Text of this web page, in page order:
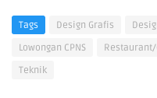
Tags Design Grafis
Lowongan CPNS
Restaurant/
Teknik